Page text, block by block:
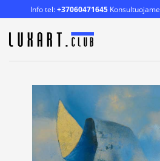
to
content
Info tel:+37060471645